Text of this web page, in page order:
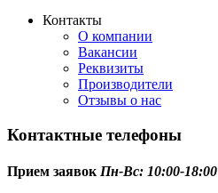
Контакты
О компании
Вакансии
Реквизиты
Производители
Отзывы о нас
Контактные телефоны
Прием заявок Пн-Вс: 10:00-18:00